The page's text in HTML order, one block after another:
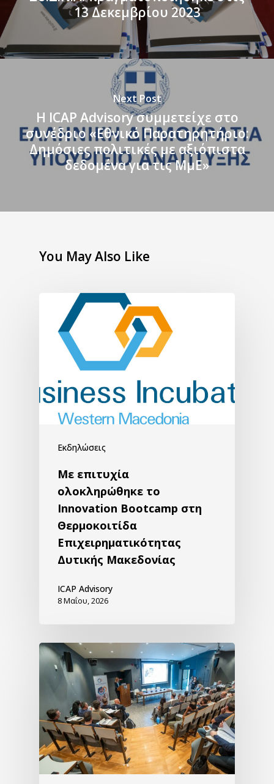
13 Δεκεμβρίου 2023
Next Post
H ICAP Advisory συμμετείχε στο
συνέδριο «Εθνικό Παρατηρητήριο:
Δημόσιες πολιτικές με αξιόπιστα
δεδομένα για τις ΜμΕ»
You May Also Like
Εκδηλώσεις
Με επιτυχία
ολοκληρώθηκε το
Innovation Bootcamp στη
Θερμοκοιτίδα
Επιχειρηματικότητας
Δυτικής Μακεδονίας
ICAP Advisory
8 Μαΐου, 2026